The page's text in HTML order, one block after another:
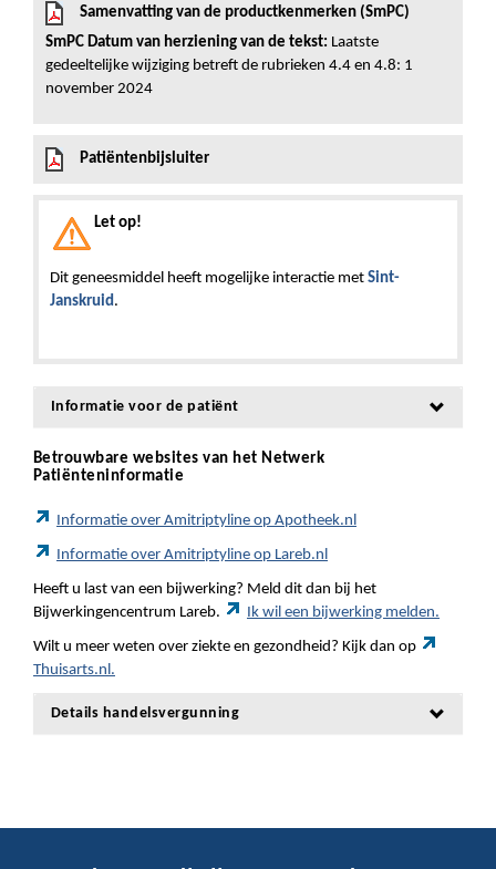
Samenvatting van de productkenmerken (SmPC)
SmPC Datum van herziening van de tekst: Laatste
gedeeltelijke wijziging betreft de rubrieken 4.4 en 4.8: 1
november 2024
Patiëntenbijsluiter
Let op!
Dit geneesmiddel heeft mogelijke interactie met Sint-
Janskruid.
Informatie voor de patiënt
Betrouwbare websites van het Netwerk
Patiënteninformatie
Informatie over Amitriptyline op Apotheek.nl
Informatie over Amitriptyline op Lareb.nl
Heeft u last van een bijwerking? Meld dit dan bij het
Bijwerkingencentrum Lareb.
Ik wil een bijwerking melden.
Wilt u meer weten over ziekte en gezondheid? Kijk dan op
Thuisarts.nl.
Details handelsvergunning